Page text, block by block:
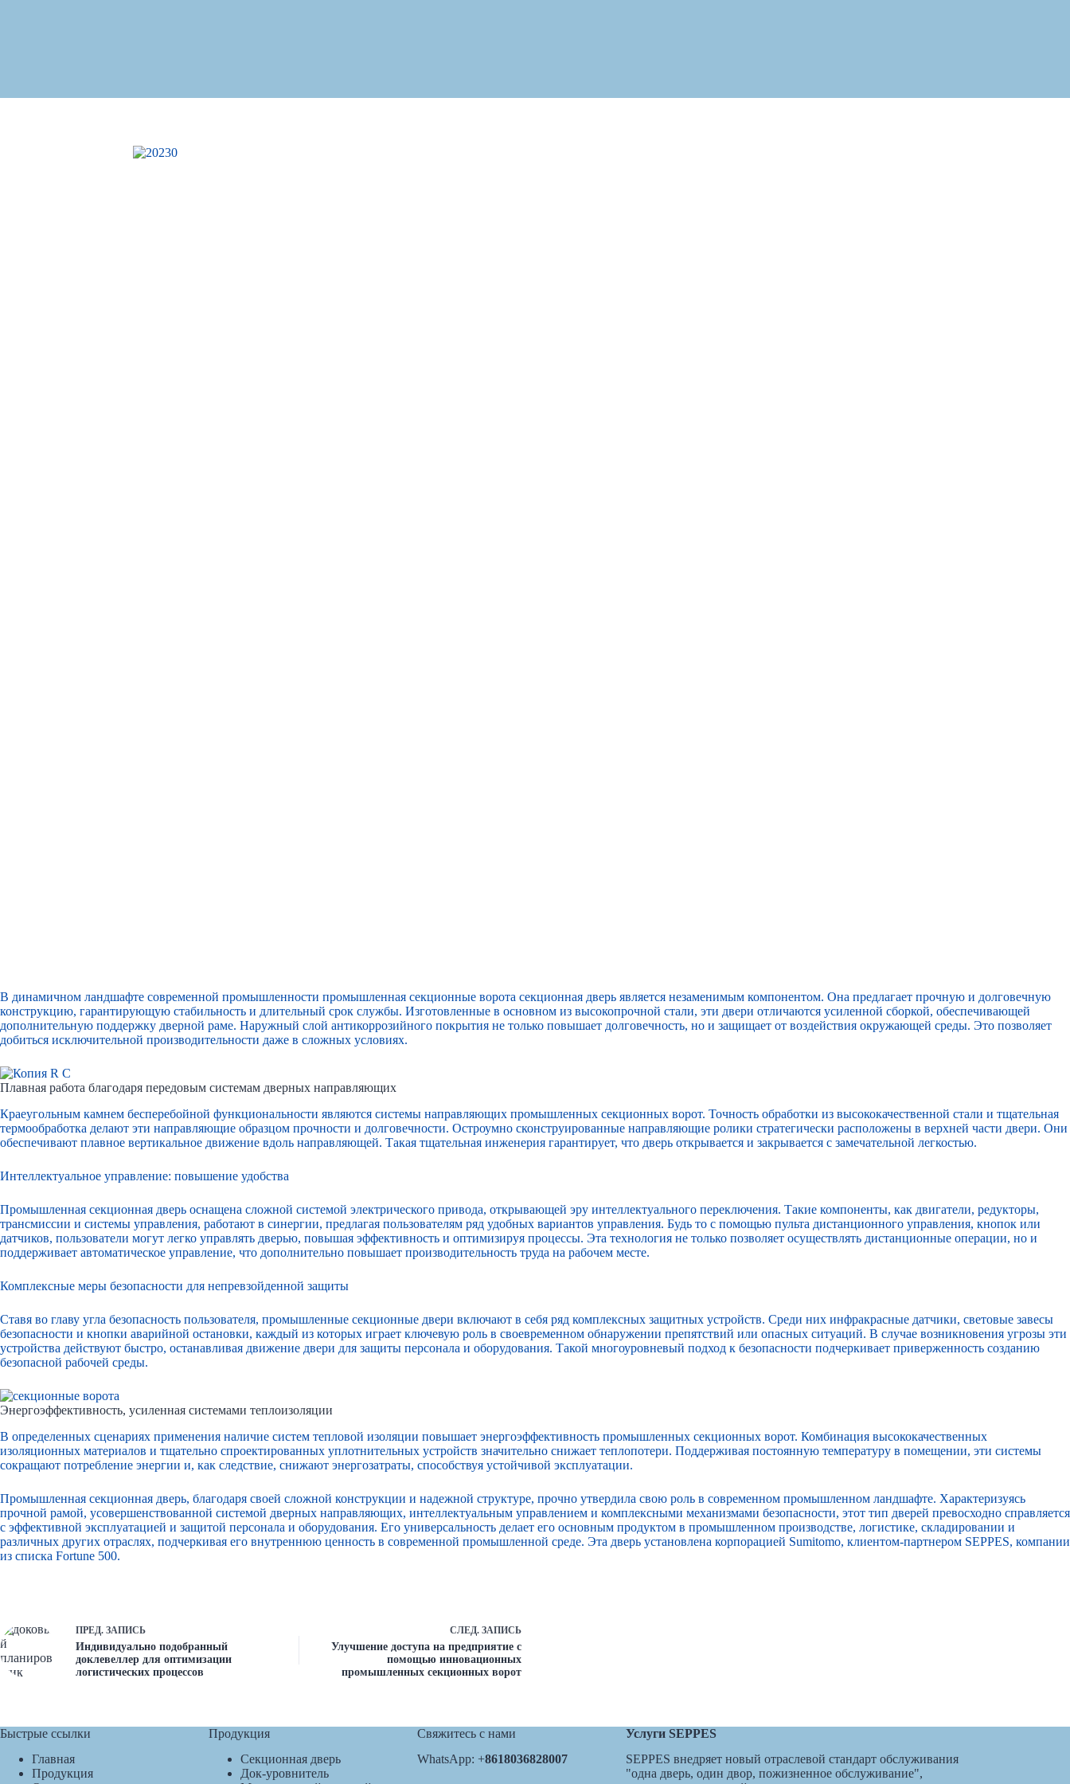
В динамичном ландшафте современной промышленности промышленная секционные ворота секционная дверь является незаменимым компонентом. Она предлагает прочную и долговечную
конструкцию, гарантирующую стабильность и длительный срок службы. Изготовленные в основном из высокопрочной стали, эти двери отличаются усиленной сборкой, обеспечивающей
дополнительную поддержку дверной раме. Наружный слой антикоррозийного покрытия не только повышает долговечность, но и защищает от воздействия окружающей среды. Это позволяет
добиться исключительной производительности даже в сложных условиях.
Плавная работа благодаря передовым системам дверных направляющих
Краеугольным камнем бесперебойной функциональности являются системы направляющих промышленных секционных ворот. Точность обработки из высококачественной стали и тщательная
термообработка делают эти направляющие образцом прочности и долговечности. Остроумно сконструированные направляющие ролики стратегически расположены в верхней части двери. Они
обеспечивают плавное вертикальное движение вдоль направляющей. Такая тщательная инженерия гарантирует, что дверь открывается и закрывается с замечательной легкостью.
Интеллектуальное управление: повышение удобства
Промышленная секционная дверь оснащена сложной системой электрического привода, открывающей эру интеллектуального переключения. Такие компоненты, как двигатели, редукторы,
трансмиссии и системы управления, работают в синергии, предлагая пользователям ряд удобных вариантов управления. Будь то с помощью пульта дистанционного управления, кнопок или
датчиков, пользователи могут легко управлять дверью, повышая эффективность и оптимизируя процессы. Эта технология не только позволяет осуществлять дистанционные операции, но и
поддерживает автоматическое управление, что дополнительно повышает производительность труда на рабочем месте.
Комплексные меры безопасности для непревзойденной защиты
Ставя во главу угла безопасность пользователя, промышленные секционные двери включают в себя ряд комплексных защитных устройств. Среди них инфракрасные датчики, световые завесы
безопасности и кнопки аварийной остановки, каждый из которых играет ключевую роль в своевременном обнаружении препятствий или опасных ситуаций. В случае возникновения угрозы эти
устройства действуют быстро, останавливая движение двери для защиты персонала и оборудования. Такой многоуровневый подход к безопасности подчеркивает приверженность созданию
безопасной рабочей среды.
Энергоэффективность, усиленная системами теплоизоляции
В определенных сценариях применения наличие систем тепловой изоляции повышает энергоэффективность промышленных секционных ворот. Комбинация высококачественных
изоляционных материалов и тщательно спроектированных уплотнительных устройств значительно снижает теплопотери. Поддерживая постоянную температуру в помещении, эти системы
сокращают потребление энергии и, как следствие, снижают энергозатраты, способствуя устойчивой эксплуатации.
Промышленная секционная дверь, благодаря своей сложной конструкции и надежной структуре, прочно утвердила свою роль в современном промышленном ландшафте. Характеризуясь
прочной рамой, усовершенствованной системой дверных направляющих, интеллектуальным управлением и комплексными механизмами безопасности, этот тип дверей превосходно справляется
с эффективной эксплуатацией и защитой персонала и оборудования. Его универсальность делает его основным продуктом в промышленном производстве, логистике, складировании и
различных других отраслях, подчеркивая его внутреннюю ценность в современной промышленной среде. Эта дверь установлена корпорацией Sumitomo, клиентом-партнером SEPPES, компании
из списка Fortune 500.
ПРЕД. ЗАПИСЬ
Индивидуально подобранный
доклевеллер для оптимизации
логистических процессов
СЛЕД. ЗАПИСЬ
Улучшение доступа на предприятие с
помощью инновационных
промышленных секционных ворот
Быстрые ссылки
Главная
Продукция
Продукция
Секционная дверь
Док-уровнитель
Свяжитесь с нами
WhatsApp: +8618036828007
Услуги SEPPES
SEPPES внедряет новый отраслевой стандарт обслуживания
"одна дверь, один двор, пожизненное обслуживание",